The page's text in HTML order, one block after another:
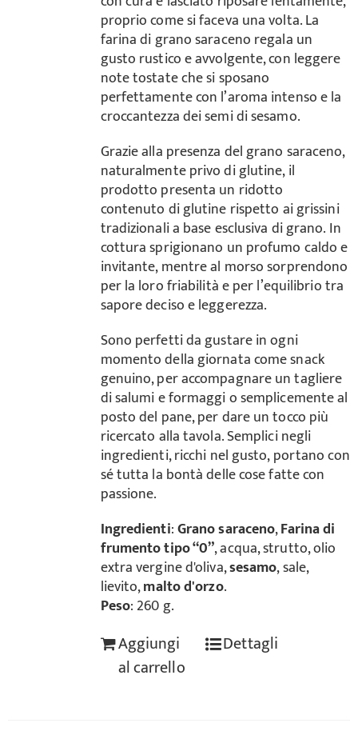
proprio come si faceva una volta. La
farina di grano saraceno regala un
gusto rustico e avvolgente, con leggere
note tostate che si sposano
perfettamente con l’aroma intenso e la
croccantezza dei semi di sesamo.
Grazie alla presenza del grano saraceno,
naturalmente privo di glutine, il
prodotto presenta un ridotto
contenuto di glutine rispetto ai grissini
tradizionali a base esclusiva di grano. In
cottura sprigionano un profumo caldo e
invitante, mentre al morso sorprendono
per la loro friabilità e per l’equilibrio tra
sapore deciso e leggerezza.
Sono perfetti da gustare in ogni
momento della giornata come snack
genuino, per accompagnare un tagliere
di salumi e formaggi o semplicemente al
posto del pane, per dare un tocco più
ricercato alla tavola. Semplici negli
ingredienti, ricchi nel gusto, portano con
sé tutta la bontà delle cose fatte con
passione.
Ingredienti:Grano saraceno,Farina di
frumento tipo “0”, acqua, strutto, olio
extra vergine d'oliva,sesamo, sale,
lievito,malto d'orzo.
Peso: 260 g.
Aggiungi
al carrello
Dettagli